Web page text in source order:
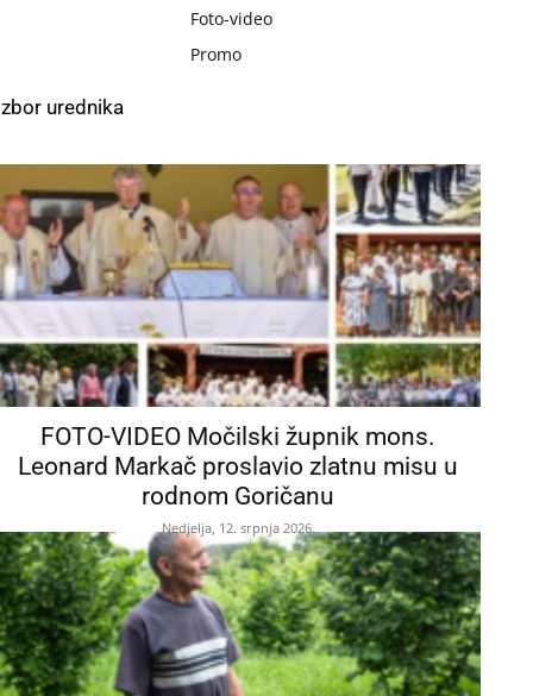
Foto-video
Promo
urednika
FOTO-VIDEO Močilski župnik mons.
Leonard Markač proslavio zlatnu misu u
rodnom Goričanu
Nedjelja, 12. srpnja 2026.